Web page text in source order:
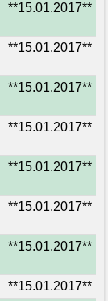
**15.01.2017**
**15.01.2017**
**15.01.2017**
**15.01.2017**
**15.01.2017**
**15.01.2017**
**15.01.2017**
**15.01.2017**